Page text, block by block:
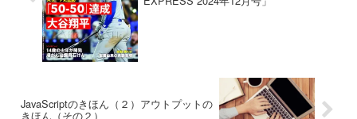
JavaScriptのきほん（２）アウトプットの
きほん（その２）